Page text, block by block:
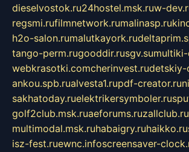
dieselvostok.ru24hostel.msk.ruw-
regsmi.rufilmnetwork.rumalinasp.ru
h2o-salon.rumalutkayork.ru
tango-perm.rugooddir.rusgv.su
webkrasotki.comcherinvest.rudetskiy-
ankou.spb.rualvesta1.rupdf-creator.ru
sakhatoday.ruelektrikersymboler.ru
golf2club.msk.ruaeforums.ruzallclub.ru
multimodal.msk.ruhabaigry.ruhaikko.ru
isz-fest.ruewnc.infoscreensaver-